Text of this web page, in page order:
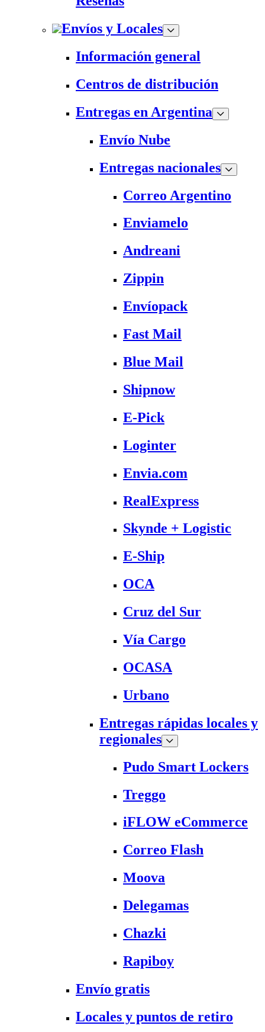
Envíos y Locales
Información general
Centros de distribución
Entregas en Argentina
Envío Nube
Entregas nacionales
Correo Argentino
Enviamelo
Andreani
Zippin
Envíopack
Fast Mail
Blue Mail
Shipnow
E-Pick
Loginter
Envia.com
RealExpress
Skynde + Logistic
E-Ship
OCA
Cruz del Sur
Vía Cargo
OCASA
Urbano
Entregas rápidas locales y
regionales
Pudo Smart Lockers
Treggo
iFLOW eCommerce
Correo Flash
Moova
Delegamas
Chazki
Rapiboy
Envío gratis
Locales y puntos de retiro